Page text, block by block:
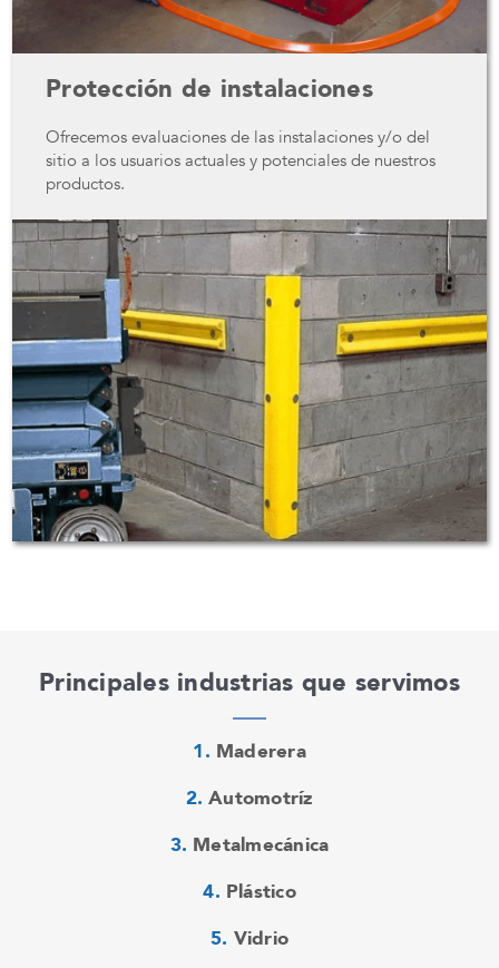
Protección de instalaciones
Ofrecemos evaluaciones de las instalaciones y/o del
sitio a los usuarios actuales y potenciales de nuestros
productos.
Principales industrias que servimos
Maderera
Automotríz
Metalmecánica
Plástico
Vidrio